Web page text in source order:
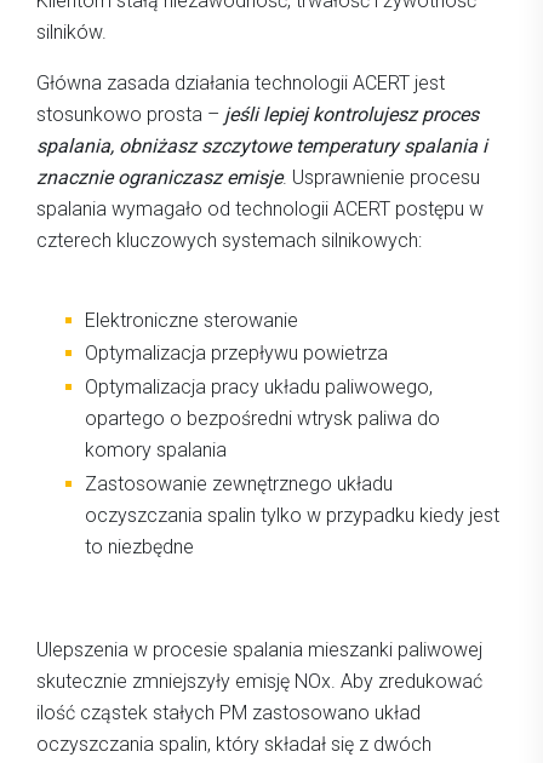
silników.
Główna zasada działania technologii ACERT jest
stosunkowo prosta – jeśli lepiej kontrolujesz proces
spalania, obniżasz szczytowe temperatury spalania i
znacznie ograniczasz emisje. Usprawnienie procesu
spalania wymagało od technologii ACERT postępu w
czterech kluczowych systemach silnikowych:
Elektroniczne sterowanie
Optymalizacja przepływu powietrza
Optymalizacja pracy układu paliwowego,
opartego o bezpośredni wtrysk paliwa do
komory spalania
Zastosowanie zewnętrznego układu
oczyszczania spalin tylko w przypadku kiedy jest
to niezbędne
Ulepszenia w procesie spalania mieszanki paliwowej
skutecznie zmniejszyły emisję NOx. Aby zredukować
ilość cząstek stałych PM zastosowano układ
oczyszczania spalin, który składał się z dwóch